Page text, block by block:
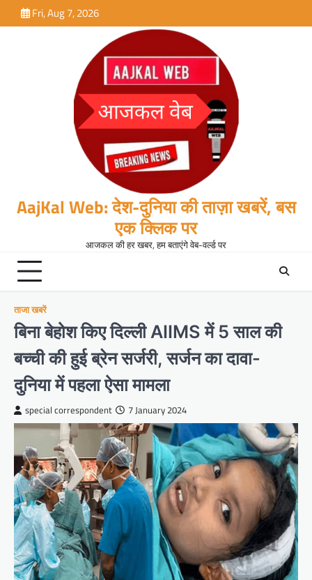
to
Fri, Aug 7, 2026
AajKal Web: देश-दुनिया की ताज़ा खबरें, बस
एक क्लिक पर
आजकल की हर खबर, हम बताएंगे वेब-वर्ल्ड पर
ताजा खबरें
बिना बेहोश किए दिल्ली AIIMS में 5 साल की
बच्ची की हुई ब्रेन सर्जरी, सर्जन का दावा-
दुनिया में पहला ऐसा मामला
special correspondent 7 January 2024